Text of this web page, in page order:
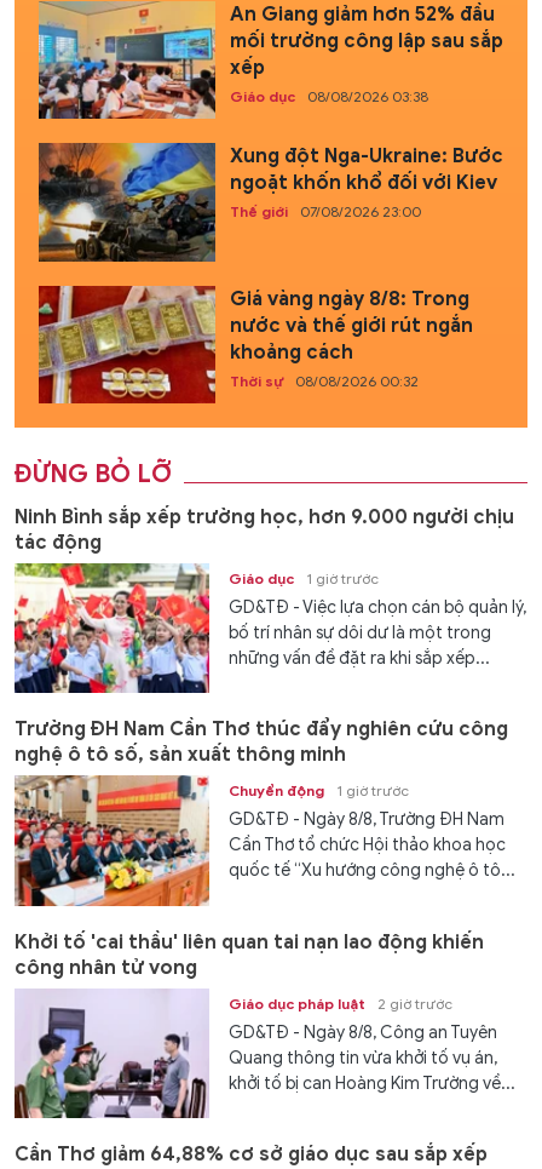
An Giang giảm hơn 52% đầu
mối trường công lập sau sắp
xếp
Giáo dục 08/08/2026 03:38
Xung đột Nga-Ukraine: Bước
ngoặt khốn khổ đối với Kiev
Thế giới 07/08/2026 23:00
Giá vàng ngày 8/8: Trong
nước và thế giới rút ngắn
khoảng cách
Thời sự 08/08/2026 00:32
ĐỪNG BỎ LỠ
Ninh Bình sắp xếp trường học, hơn 9.000 người chịu
tác động
Giáo dục 1 giờ trước
GD&TĐ - Việc lựa chọn cán bộ quản lý,
bố trí nhân sự dôi dư là một trong
những vấn đề đặt ra khi sắp xếp...
Trường ĐH Nam Cần Thơ thúc đẩy nghiên cứu công
nghệ ô tô số, sản xuất thông minh
Chuyển động 1 giờ trước
GD&TĐ - Ngày 8/8, Trường ĐH Nam
Cần Thơ tổ chức Hội thảo khoa học
quốc tế “Xu hướng công nghệ ô tô...
Khởi tố 'cai thầu' liên quan tai nạn lao động khiến
công nhân tử vong
Giáo dục pháp luật 2 giờ trước
GD&TĐ - Ngày 8/8, Công an Tuyên
Quang thông tin vừa khởi tố vụ án,
khởi tố bị can Hoàng Kim Trường về...
Cần Thơ giảm 64,88% cơ sở giáo dục sau sắp xếp